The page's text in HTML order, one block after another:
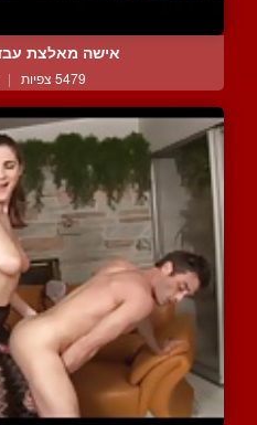
אישה מאלצת
5479 צפיות |